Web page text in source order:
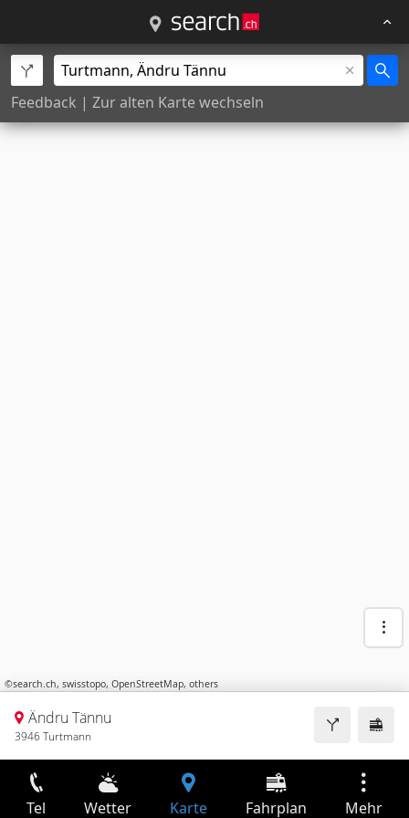
Feedback | Zur alten Karte wechseln
©search.ch, swisstopo, OpenStreetMap, others
Ändru Tännu
3946 Turtmann
Tel Wetter Karte Fahrplan Mehr